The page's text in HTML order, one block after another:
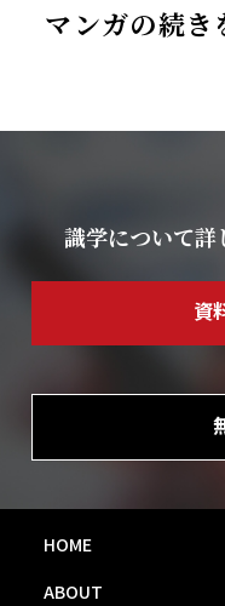
マンガの続き
識学について詳
資
HOME
ABOUT